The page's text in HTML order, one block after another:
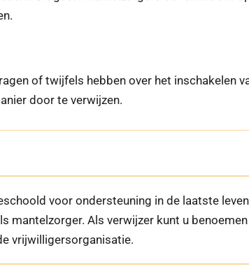
of twijfels hebben over het inschakelen
door te verwijzen.
voor ondersteuning in de laatste
mantelzorger. Als verwijzer kunt u
vrijwilligersorganisatie.